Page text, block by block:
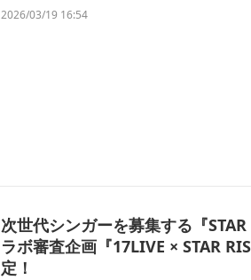
2026/03/19 16:54
次世代シンガーを募集する『
ラボ審査企画『17LIVE × STAR
定！